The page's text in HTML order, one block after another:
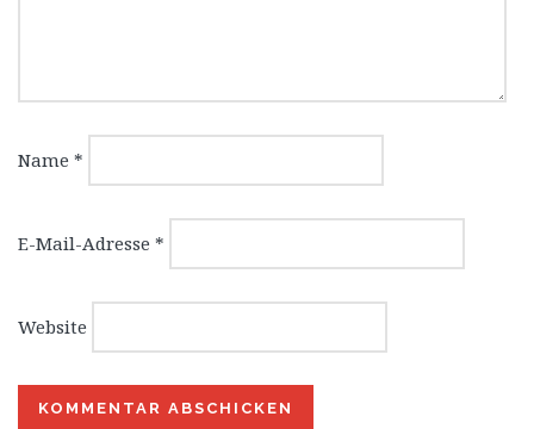
Name *
E-Mail-Adresse *
Website